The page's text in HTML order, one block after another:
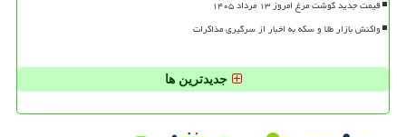
قیمت جدید گوشت مرغ امروز ۱۳ مرداد ۱۴۰۵
واکنش بازار طلا و سکه به اخبار از سرگیری مذاکرات
جدیدترین ها